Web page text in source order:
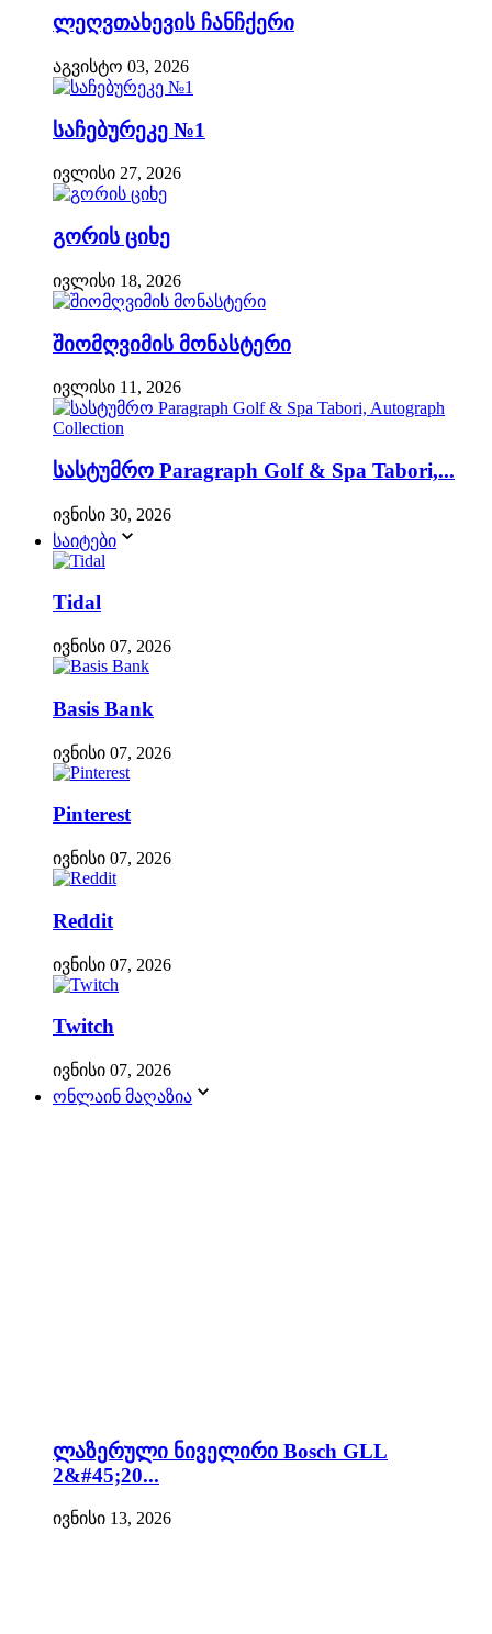
ლეღვთახევის ჩანჩქერი
აგვისტო 03, 2026
საჩებურეკე №1
ივლისი 27, 2026
გორის ციხე
ივლისი 18, 2026
შიომღვიმის მონასტერი
ივლისი 11, 2026
სასტუმრო Paragraph Golf & Spa Tabori,...
ივნისი 30, 2026
საიტები
Tidal
ივნისი 07, 2026
Basis Bank
ივნისი 07, 2026
Pinterest
ივნისი 07, 2026
Reddit
ივნისი 07, 2026
Twitch
ივნისი 07, 2026
ონლაინ მაღაზია
ლაზერული ნიველირი Bosch GLL
2&#45;20...
ივნისი 13, 2026